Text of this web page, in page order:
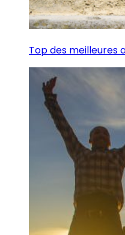
Top des meilleures